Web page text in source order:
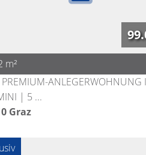
m²
ANLEGERWOHNUNG
| 5 ...
Graz